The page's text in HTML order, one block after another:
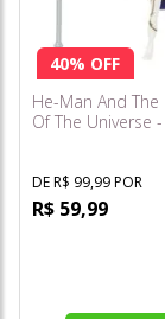
40% OFF
He-Man And
Of The Universe
DE R$ 99,99 POR
R$ 59,99